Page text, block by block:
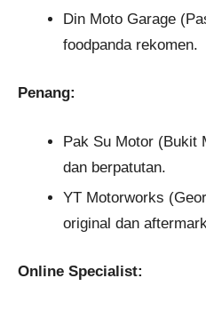
Din Moto Garage
foodpanda rekomen.
Penang:
Pak Su Motor (Bukit
dan berpatutan.
YT Motorworks
original dan
Online Specialist: